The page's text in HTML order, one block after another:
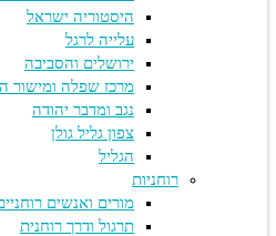
היסטוריה ישראל
עלייה לרגל
ירושלים והסביבה
מרכז שפלה ומישור החוף
נגב ומדבר יהודה
צפון גליל גולן
הגליל
רוחניות
מורים ואנשים רוחניים
תרגול ודרך רוחנית